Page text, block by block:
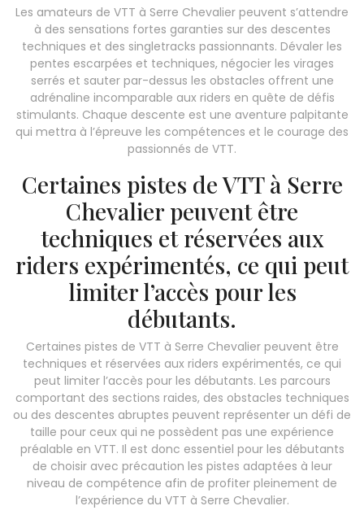
Les amateurs de VTT à Serre Chevalier peuvent s’attendre
à des sensations fortes garanties sur des descentes
techniques et des singletracks passionnants. Dévaler les
pentes escarpées et techniques, négocier les virages
serrés et sauter par-dessus les obstacles offrent une
adrénaline incomparable aux riders en quête de défis
stimulants. Chaque descente est une aventure palpitante
qui mettra à l’épreuve les compétences et le courage des
passionnés de VTT.
Certaines pistes de VTT à Serre
Chevalier peuvent être
techniques et réservées aux
riders expérimentés, ce qui peut
limiter l’accès pour les
débutants.
Certaines pistes de VTT à Serre Chevalier peuvent être
techniques et réservées aux riders expérimentés, ce qui
peut limiter l’accès pour les débutants. Les parcours
comportant des sections raides, des obstacles techniques
ou des descentes abruptes peuvent représenter un défi de
taille pour ceux qui ne possèdent pas une expérience
préalable en VTT. Il est donc essentiel pour les débutants
de choisir avec précaution les pistes adaptées à leur
niveau de compétence afin de profiter pleinement de
l’expérience du VTT à Serre Chevalier.